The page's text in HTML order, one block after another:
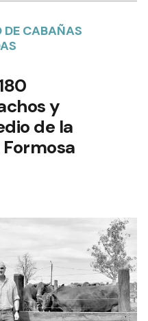
DE CABAÑAS
y
de la